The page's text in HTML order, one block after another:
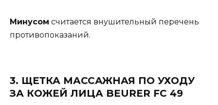
Минусом считается внушительный перечень
противопоказаний.
3. ЩЕТКА МАССАЖНАЯ ПО УХОДУ
ЗА КОЖЕЙ ЛИЦА BEURER FC 49